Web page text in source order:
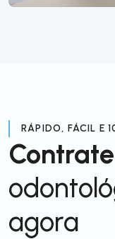
RÁPIDO, FÁCIL E
Contrate
agora